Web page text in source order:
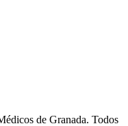
de Granada. Todos